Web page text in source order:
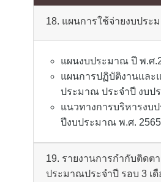
18. แผนการใช้จ่ายงบประ
แผนงบประมาณ ปี พ.ศ
แผนการปฏิบัติงานและ
ประมาณ ประจำปี งบป
แนวทางการบริหารงบ
ปีงบประมาณ พ.ศ. 2565
19. รายงานการกำกับติดต
ประมาณประจำปี รอบ 3 เ